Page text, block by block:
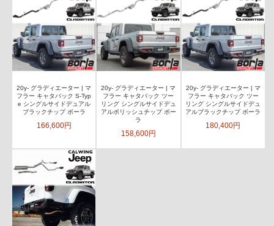
20y- グラディエーター | マ
フラー キャタバック S-Typ
e シングルサイドデュアル
ブラックチップ ボーラ
166,600円
20y- グラディエーター | マ
フラー キャタバック ツー
リング シングルサイドデュ
アルポリッシュチップ ボー
ラ
158,600円
20y- グラディエーター | マ
フラー キャタバック ツー
リング シングルサイドデュ
アルブラックチップ ボーラ
180,400円